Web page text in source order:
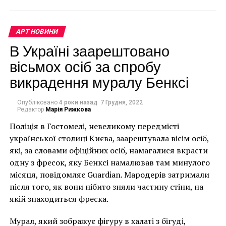
используют синтез белого и черного, игру теней и
света, совершенство штрихов и линий, чтобы
создать уникальные шедевры, которые по-
настоящему удивят зрителей.
АРТ НОВИНИ
В Україні заарештовано
вісьмох осіб за спробу
викрадення муралу Бенксі
Опубліковано 4 роки назад 7 Грудня, 2022
Редактор Марія Рижкова
Поліція в Гостомелі, невеликому передмісті
української столиці Києва, заарештувала вісім осіб,
які, за словами офіційних осіб, намагалися вкрасти
одну з фресок, яку Бенксі намалював там минулого
місяця, повідомляє Guardian. Мародерів затримали
після того, як вони нібито зняли частину стіни, на
якій знаходиться фреска.
Мурал, який зображує фігуру в халаті з бігуді,